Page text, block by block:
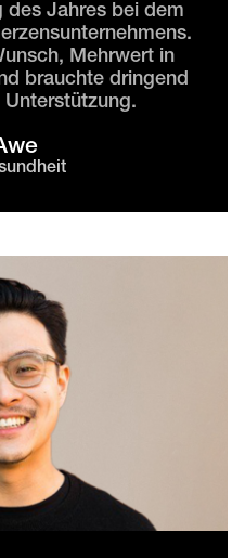
des Jahres bei dem
Mehrwert in
brauchte dringend